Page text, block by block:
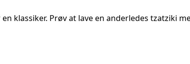
klassiker. Prøv at lave en anderledes tzatziki